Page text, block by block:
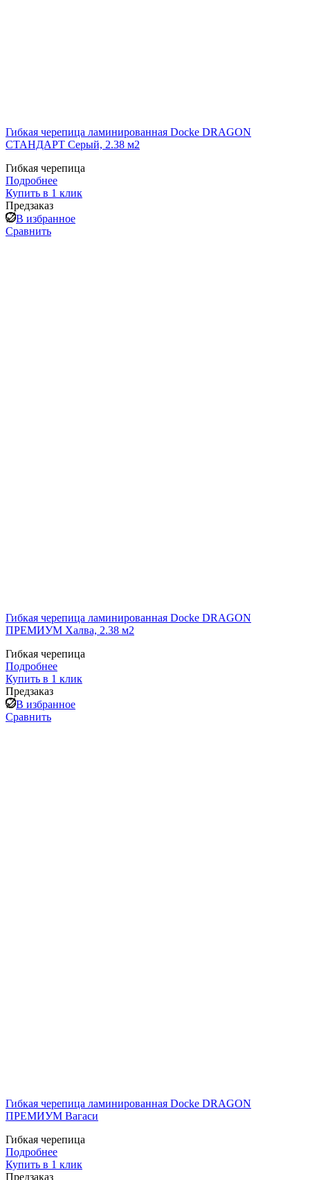
Гибкая черепица ламинированная Docke DRAGON
СТАНДАРТ Серый, 2.38 м2
Гибкая черепица
Подробнее
Купить в 1 клик
Предзаказ
В избранное
Сравнить
Гибкая черепица ламинированная Docke DRAGON
ПРЕМИУМ Халва, 2.38 м2
Гибкая черепица
Подробнее
Купить в 1 клик
Предзаказ
В избранное
Сравнить
Гибкая черепица ламинированная Docke DRAGON
ПРЕМИУМ Вагаси
Гибкая черепица
Подробнее
Купить в 1 клик
Предзаказ